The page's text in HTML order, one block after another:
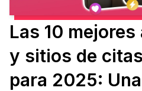
Las 10
y sitios de
para 2025: Una